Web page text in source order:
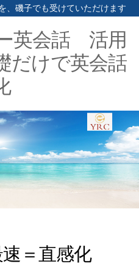
、磯子でも受けていただけます